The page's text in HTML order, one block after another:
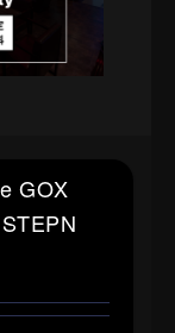
GOX